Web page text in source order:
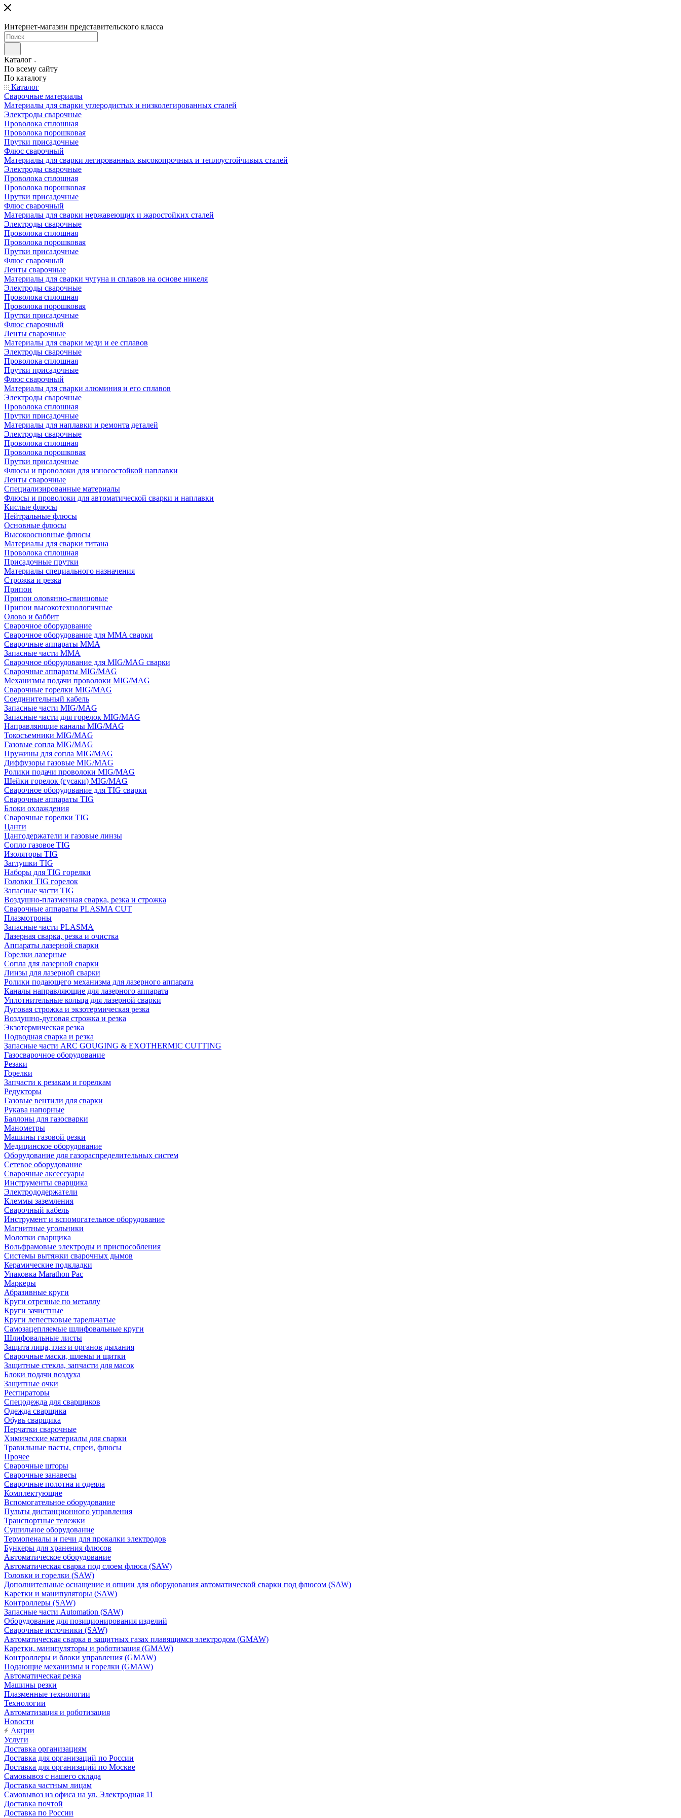
Интернет-магазин представительского класса
Каталог
По всему сайту
По каталогу
Каталог
Сварочные материалы
Материалы для сварки углеродистых и низколегированных сталей
Электроды сварочные
Проволока сплошная
Проволока порошковая
Прутки присадочные
Флюс сварочный
Материалы для сварки легированных высокопрочных и теплоустойчивых сталей
Электроды сварочные
Проволока сплошная
Проволока порошковая
Прутки присадочные
Флюс сварочный
Материалы для сварки нержавеющих и жаростойких сталей
Электроды сварочные
Проволока сплошная
Проволока порошковая
Прутки присадочные
Флюс сварочный
Ленты сварочные
Материалы для сварки чугуна и сплавов на основе никеля
Электроды сварочные
Проволока сплошная
Проволока порошковая
Прутки присадочные
Флюс сварочный
Ленты сварочные
Материалы для сварки меди и ее сплавов
Электроды сварочные
Проволока сплошная
Прутки присадочные
Флюс сварочный
Материалы для сварки алюминия и его сплавов
Электроды сварочные
Проволока сплошная
Прутки присадочные
Материалы для наплавки и ремонта деталей
Электроды сварочные
Проволока сплошная
Проволока порошковая
Прутки присадочные
Флюсы и проволоки для износостойкой наплавки
Ленты сварочные
Специализированные материалы
Флюсы и проволоки для автоматической сварки и наплавки
Кислые флюсы
Нейтральные флюсы
Основные флюсы
Высокоосновные флюсы
Материалы для сварки титана
Проволока сплошная
Присадочные прутки
Материалы специального назначения
Строжка и резка
Припои
Припои оловянно-свинцовые
Припои высокотехнологичные
Олово и баббит
Сварочное оборудование
Сварочное оборудование для MMA сварки
Сварочные аппараты MMA
Запасные части MMA
Сварочное оборудование для MIG/MAG сварки
Сварочные аппараты MIG/MAG
Механизмы подачи проволоки MIG/MAG
Сварочные горелки MIG/MAG
Соединительный кабель
Запасные части MIG/MAG
Запасные части для горелок MIG/MAG
Направляющие каналы MIG/MAG
Токосъемники MIG/MAG
Газовые сопла MIG/MAG
Пружины для сопла MIG/MAG
Диффузоры газовые MIG/MAG
Ролики подачи проволоки MIG/MAG
Шейки горелок (гусаки) MIG/MAG
Сварочное оборудование для TIG сварки
Сварочные аппараты TIG
Блоки охлаждения
Сварочные горелки TIG
Цанги
Цангодержатели и газовые линзы
Сопло газовое TIG
Изоляторы TIG
Заглушки TIG
Наборы для TIG горелки
Головки TIG горелок
Запасные части TIG
Воздушно-плазменная сварка, резка и строжка
Сварочные аппараты PLASMA CUT
Плазмотроны
Запасные части PLASMA
Лазерная сварка, резка и очистка
Аппараты лазерной сварки
Горелки лазерные
Сопла для лазерной сварки
Линзы для лазерной сварки
Ролики подающего механизма для лазерного аппарата
Каналы направляющие для лазерного аппарата
Уплотнительные кольца для лазерной сварки
Дуговая строжка и экзотермическая резка
Воздушно-дуговая строжка и резка
Экзотермическая резка
Подводная сварка и резка
Запасные части ARC GOUGING & EXOTHERMIC CUTTING
Газосварочное оборудование
Резаки
Горелки
Запчасти к резакам и горелкам
Редукторы
Газовые вентили для сварки
Рукава напорные
Баллоны для газосварки
Манометры
Машины газовой резки
Медицинское оборудование
Оборудование для газораспределительных систем
Сетевое оборудование
Сварочные аксессуары
Инструменты сварщика
Электрододержатели
Клеммы заземления
Сварочный кабель
Инструмент и вспомогательное оборудование
Магнитные угольники
Молотки сварщика
Вольфрамовые электроды и приспособления
Системы вытяжки сварочных дымов
Керамические подкладки
Упаковка Marathon Pac
Маркеры
Абразивные круги
Круги отрезные по металлу
Круги зачистные
Круги лепестковые тарельчатые
Самозацепляемые шлифовальные круги
Шлифовальные листы
Защита лица, глаз и органов дыхания
Сварочные маски, шлемы и щитки
Защитные стекла, запчасти для масок
Блоки подачи воздуха
Защитные очки
Респираторы
Спецодежда для сварщиков
Одежда сварщика
Обувь сварщика
Перчатки сварочные
Химические материалы для сварки
Травильные пасты, спреи, флюсы
Прочее
Сварочные шторы
Сварочные занавесы
Сварочные полотна и одеяла
Комплектующие
Вспомогательное оборудование
Пульты дистанционного управления
Транспортные тележки
Сушильное оборудование
Термопеналы и печи для прокалки электродов
Бункеры для хранения флюсов
Автоматическое оборудование
Автоматическая сварка под слоем флюса (SAW)
Головки и горелки (SAW)
Дополнительные оснащение и опции для оборудования автоматической сварки под флюсом (SAW)
Каретки и манипуляторы (SAW)
Контроллеры (SAW)
Запасные части Automation (SAW)
Оборудование для позиционирования изделий
Сварочные источники (SAW)
Автоматическая сварка в защитных газах плавящимся электродом (GMAW)
Каретки, манипуляторы и роботизация (GMAW)
Контроллеры и блоки управления (GMAW)
Подающие механизмы и горелки (GMAW)
Автоматическая резка
Машины резки
Плазменные технологии
Технологии
Автоматизация и роботизация
Новости
Акции
Услуги
Доставка организациям
Доставка для организаций по России
Доставка для организаций по Москве
Самовывоз с нашего склада
Доставка частным лицам
Самовывоз из офиса на ул. Электродная 11
Доставка почтой
Доставка по России